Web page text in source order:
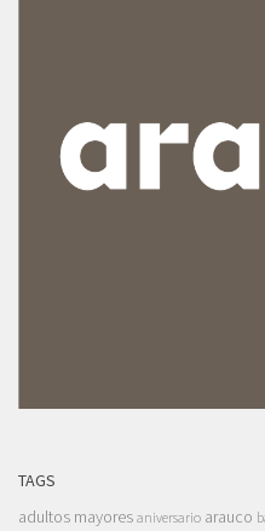
TAGS
adultos mayores aniversario arauco